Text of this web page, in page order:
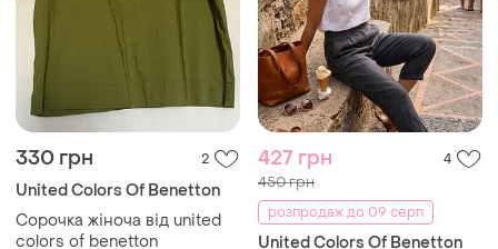
330 грн 2
United Colors Of Benetton
Сорочка жіноча від united
colors of benetton
427 грн 4
450 грн
розпродаж до 09 серп
United Colors Of Benetton